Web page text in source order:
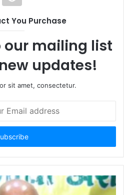
You Purchase
our mailing list
updates!
sit amet, consectetur.